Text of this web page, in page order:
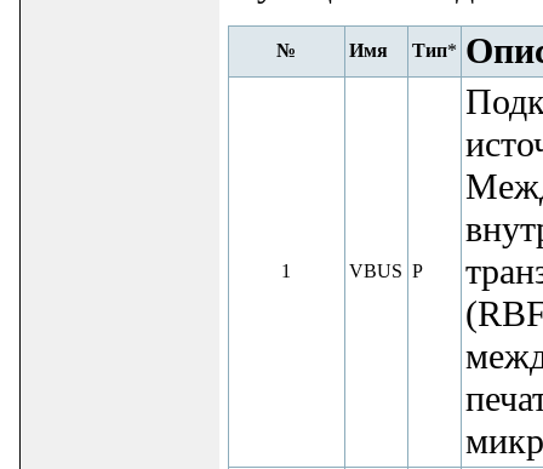
№ Имя Тип*
1 VBUS P